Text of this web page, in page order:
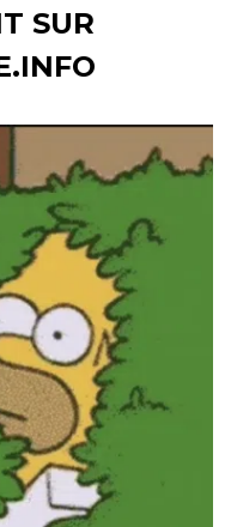
SUR